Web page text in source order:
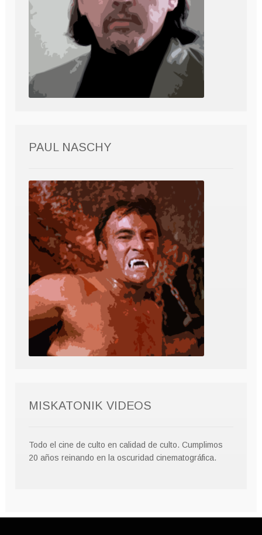
PAUL NASCHY
MISKATONIK VIDEOS
Todo el cine de culto en calidad de culto. Cumplimos
20 años reinando en la oscuridad cinematográfica.